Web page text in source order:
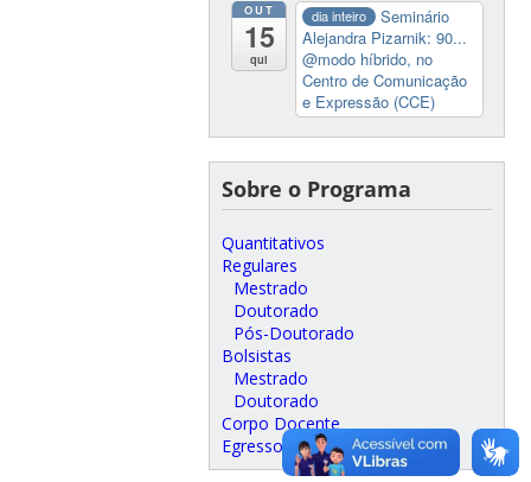
OUT
15
qui
dia inteiro
Seminário
Alejandra Pizarnik: 90...
@modo híbrido, no
Centro de Comunicação
e Expressão (CCE)
Sobre o Programa
Quantitativos
Regulares
Mestrado
Doutorado
Pós-Doutorado
Bolsistas
Mestrado
Doutorado
Corpo Docente
Egressos